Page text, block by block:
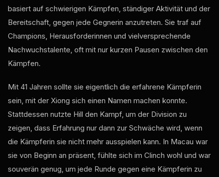
basiert auf schwierigen Kämpfen, ständiger Aktivität und der
Bereitschaft, gegen jede Gegnerin anzutreten. Sie traf auf
Champions, Herausforderinnen und vielversprechende
Nachwuchstalente, oft mit nur kurzen Pausen zwischen den
Kämpfen.
Mit 41 Jahren sollte sie eigentlich die erfahrene Kämpferin
sein, mit der Xiong sich einen Namen machen konnte.
Stattdessen nutzte Hill den Kampf, um der Division zu
zeigen, dass Erfahrung nur dann zur Schwäche wird, wenn
die Kämpferin sie nicht mehr ausspielen kann. In Macau war
sie von Beginn an präsent, fühlte sich im Clinch wohl und war
souverän genug, um jede Runde gegen eine Kämpferin zu